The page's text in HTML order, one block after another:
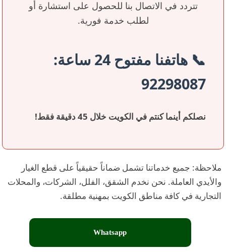
تتردد في الاتصال بنا للحصول على استشارة أو
لطلب خدمة فورية.
📞 هاتفنا مفتوح 24 ساعة:
92298087
نصلكم أينما كنتم في الكويت خلال 45 دقيقة فقط!
ملاحظة: جميع خدماتنا تشمل ضماناً حقيقياً على قطع الغيار
والأيدي العاملة. نحن نخدم الشقق، الفلل، الشركات، والمحلات
التجارية في كافة مناطق الكويت بمهنية مطلقة.
Whatsapp